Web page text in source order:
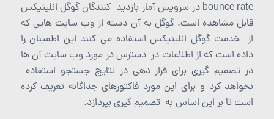
bounce rate در سرویس آمار بازدید کنندگان گوگل انلیتیکس
قابل مشاهده است. گوگل به آن دسته از وب سایت هایی که
از خدمت گوگل انلیتیکس استفاده می کنند این اطمینان را
داده است که از اطلاعات در دسترس در مورد وب سایت آن ها
در تصمیم گیری برای قرار دهی در نتایج جستجو استفاده
نخواهد کرد و برای این مورد فاکتورهای جداگانه تعریف کرده
است تا بر این اساس به تصمیم گیری بپردازد.